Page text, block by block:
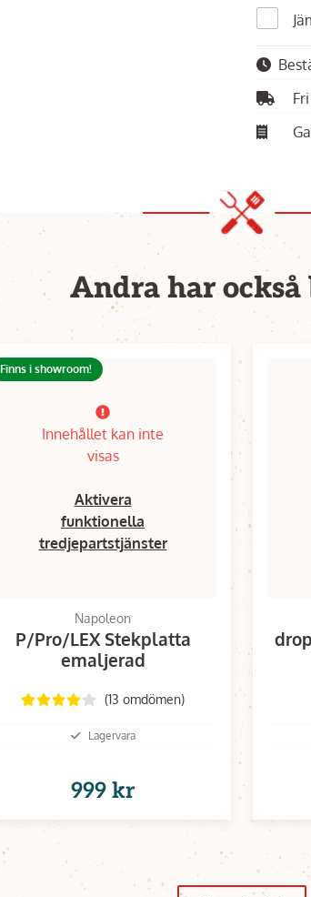
Andra har
Finns i showroom!
Innehållet kan inte
visas
Aktivera
funktionella
tredjepartstjänster
Napoleon
P/Pro/LEX Stekplatta
emaljerad
(13 omdömen)
Lagervara
999 kr